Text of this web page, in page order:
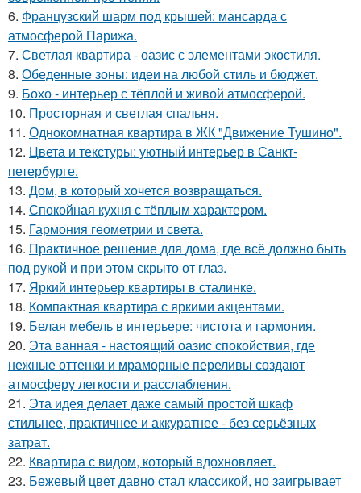
6. Французский шарм под крышей: мансарда с
атмосферой Парижа.
7. Светлая квартира - оазис с элементами экостиля.
8. Обеденные зоны: идеи на любой стиль и бюджет.
9. Бохо - интерьер с тёплой и живой атмосферой.
10. Просторная и светлая спальня.
11. Однокомнатная квартира в ЖК "Движение Тушино".
12. Цвета и текстуры: уютный интерьер в Санкт-
петербурге.
13. Дом, в который хочется возвращаться.
14. Спокойная кухня с тёплым характером.
15. Гармония геометрии и света.
16. Практичное решение для дома, где всё должно быть
под рукой и при этом скрыто от глаз.
17. Яркий интерьер квартиры в сталинке.
18. Компактная квартира с яркими акцентами.
19. Белая мебель в интерьере: чистота и гармония.
20. Эта ванная - настоящий оазис спокойствия, где
нежные оттенки и мраморные переливы создают
атмосферу легкости и расслабления.
21. Эта идея делает даже самый простой шкаф
стильнее, практичнее и аккуратнее - без серьёзных
затрат.
22. Квартира с видом, который вдохновляет.
23. Бежевый цвет давно стал классикой, но заигрывает